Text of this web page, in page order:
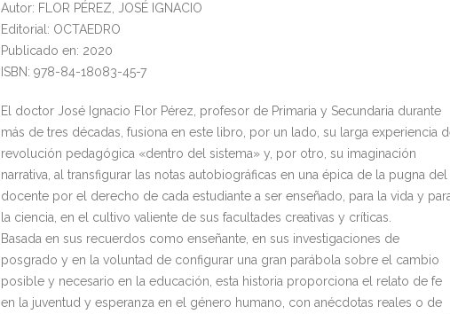
Autor: FLOR PÉREZ, JOSÉ IGNACIO
Editorial: OCTAEDRO
Publicado en: 2020
ISBN: 978-84-18083-45-7
El doctor José Ignacio Flor Pérez, profesor de Primaria y Secundaria durante
más de tres décadas, fusiona en este libro, por un lado, su larga experiencia
revolución pedagógica «dentro del sistema» y, por otro, su imaginación
narrativa, al transfigurar las notas autobiográficas en una épica de la pugna del
docente por el derecho de cada estudiante a ser enseñado, para la vida y
la ciencia, en el cultivo valiente de sus facultades creativas y críticas.
Basada en sus recuerdos como enseñante, en sus investigaciones de
posgrado y en la voluntad de configurar una gran parábola sobre el cambio
posible y necesario en la educación, esta historia proporciona el relato de fe
en la juventud y esperanza en el género humano, con anécdotas reales o de